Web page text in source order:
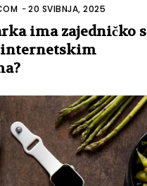
-20 SVIBNJA, 2025
ima zajedničko s
internetskim